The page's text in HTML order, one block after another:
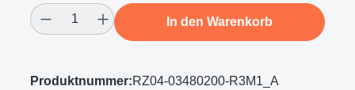
Produkt Anzahl: Gib den gewünschten
In den Warenkorb
Produktnummer:RZ04-03480200-R3M1_A